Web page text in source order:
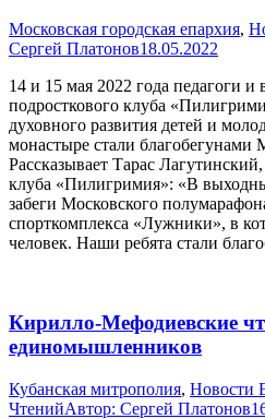
Московская городская епархия,
Сергей Платонов18.05.2022
14 и 15 мая 2022 года педагоги и
подросткового клуба
духовного развития детей и
монастыре стали благобегунами
Рассказывает Тарас
клуба «Пилигримия»: «В
забеги Московского
спорткомплекса «Лужники», в
человек. Наши ребята стали
Кирилло-Мефодиевские
единомышленников
Кубанская митрополия, Новости
ЧтенийАвтор: Сергей Платонов